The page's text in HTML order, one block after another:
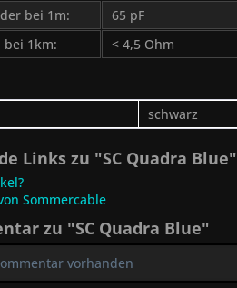
bei 1m:
65 pF
bei 1km:
< 4,5 Ohm
schwarz
Links zu "SC Quadra Blue"
Sommercable
zu "SC Quadra Blue"
vorhanden